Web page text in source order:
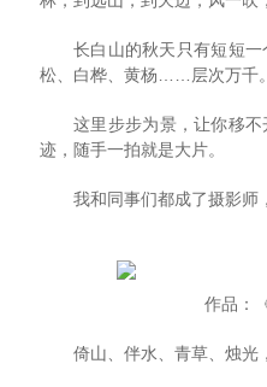
长白山的秋天只有短短
松、白桦、黄杨……层次万千。
这里步步为景，让你移
迹，随手一拍就是大片。
我和同事们都成了摄影师
作品：
倚山、伴水、青草、烛光